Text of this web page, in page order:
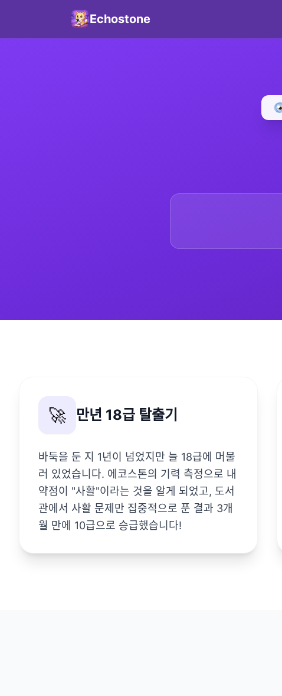
Echostone
🚀 만년 18급 탈출기
바둑을 둔 지 1년이 넘었지만 늘 18급에 머물
러 있었습니다. 에코스톤의 기력 측정으로 내
약점이 "사활"이라는 것을 알게 되었고, 도서
관에서 사활 문제만 집중적으로 푼 결과 3개
월 만에 10급으로 승급했습니다!